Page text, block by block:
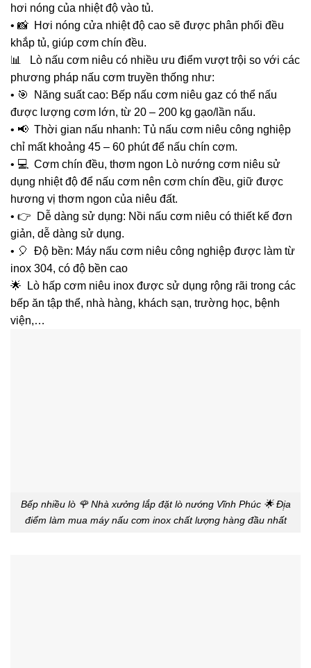
hơi nóng của nhiệt độ vào tủ.
• 📸 Hơi nóng cửa nhiệt độ cao sẽ được phân phối đều
khắp tủ, giúp cơm chín đều.
📊 Lò nấu cơm niêu có nhiều ưu điểm vượt trội so với các
phương pháp nấu cơm truyền thống như:
• 🎯 Năng suất cao: Bếp nấu cơm niêu gaz có thể nấu
được lượng cơm lớn, từ 20 – 200 kg gạo/lần nấu.
• 📢 Thời gian nấu nhanh: Tủ nấu cơm niêu công nghiệp
chỉ mất khoảng 45 – 60 phút để nấu chín cơm.
• 💻 Cơm chín đều, thơm ngon Lò nướng cơm niêu sử
dụng nhiệt độ để nấu cơm nên cơm chín đều, giữ được
hương vị thơm ngon của niêu đất.
• 👉 Dễ dàng sử dụng: Nồi nấu cơm niêu có thiết kế đơn
giản, dễ dàng sử dụng.
• 🎈 Độ bền: Máy nấu cơm niêu công nghiệp được làm từ
inox 304, có độ bền cao
🌟 Lò hấp cơm niêu inox được sử dụng rộng rãi trong các
bếp ăn tập thể, nhà hàng, khách sạn, trường học, bệnh
viện,…
Bếp nhiều lò 🌹 Nhà xưởng lắp đặt lò nướng Vĩnh Phúc 🌟 Đị̣a
điểm làm mua máy nấu cơm inox chất lượng hàng đầu nhất